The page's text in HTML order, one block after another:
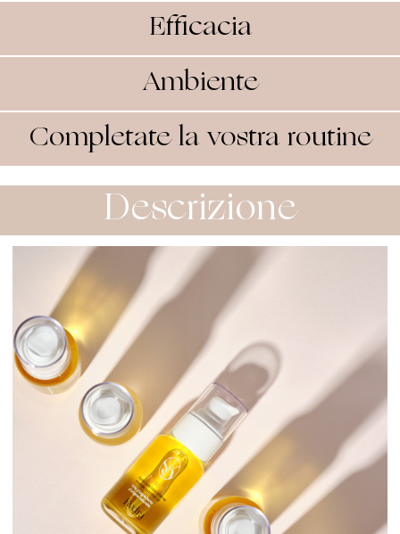
Efficacia
Ambiente
Completate la vostra routine
Descrizione